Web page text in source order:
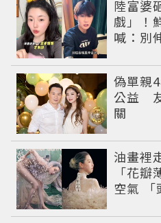
陸富婆
戲」！
喊：別
偽單親
公益
關
油畫裡
「花
空氣 「